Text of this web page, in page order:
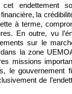
endettement
la
à terme,
En outre, vu
sur le
la zone
missions
le gouvernement
de